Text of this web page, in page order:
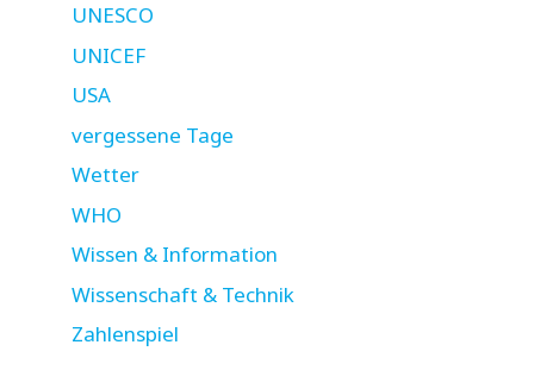
UNESCO
UNICEF
USA
vergessene Tage
Wetter
WHO
Wissen & Information
Wissenschaft & Technik
Zahlenspiel